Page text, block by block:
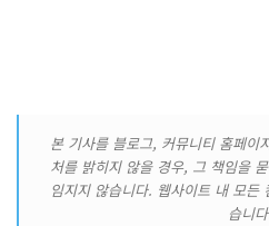
본 기사를 블로그, 커뮤니티 홈페이
처를 밝히지 않을 경우, 그 책임을
임지지 않습니다. 웹사이트 내 모든
습니